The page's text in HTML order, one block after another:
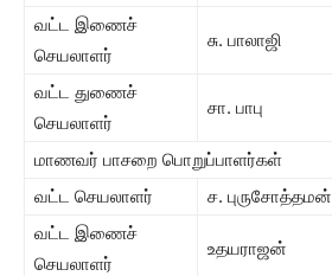
வட்ட இணைச்
செயலாளர்
சு. பாலாஜி
வட்ட துணைச்
செயலாளர்
சா. பாபு
மாணவர் பாசறை பொறுப்பாளர்கள்
வட்ட செயலாளர்
ச. புருசோத்தமன்
வட்ட இணைச்
செயலாளர்
உதயராஜன்